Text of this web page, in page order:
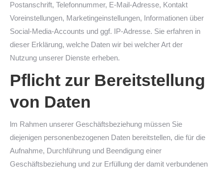
Postanschrift, Telefonnummer, E-Mail-Adresse, Kontakt
Voreinstellungen, Marketingeinstellungen, Informationen über
Social-Media-Accounts und ggf. IP-Adresse. Sie erfahren in
dieser Erklärung, welche Daten wir bei welcher Art der
Nutzung unserer Dienste erheben.
Pflicht zur Bereitstellung
von Daten
lm Rahmen unserer Geschäftsbeziehung müssen Sie
diejenigen personenbezogenen Daten bereitstellen, die für die
Aufnahme, Durchführung und Beendigung einer
Geschäftsbeziehung und zur Erfüllung der damit verbundenen